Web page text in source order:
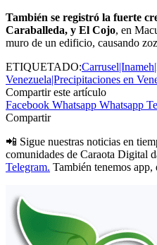
También se registró la fuerte
Caraballeda, y El Cojo, en
muro de un edificio, causando
ETIQUETADO:
Venezuela|Precipitaciones en
Compartir este artículo
Facebook Whatsapp Whatsapp
Compartir
📲 Sigue nuestras noticias en
comunidades de Caraota Digital
Telegram. También tenemos app,